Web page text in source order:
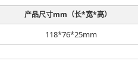
产品尺寸mm（长*宽*高）
118*76*25mm